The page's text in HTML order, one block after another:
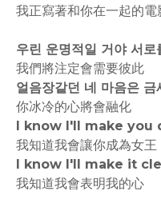
我正寫著和你在一起的電
우린 운명적일 거야 서
我們將注定會需要彼此
얼음장같던 네 마음은
你冰冷的心將會融化
I know I'll make you
我知道我會讓你成為女王
I know I'll make it
我知道我會表明我的心